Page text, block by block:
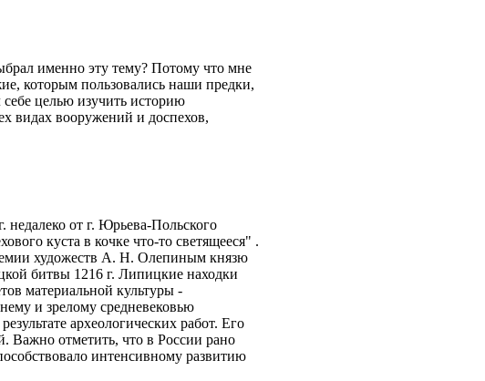
именно эту тему? Потому что мне
которым пользовались наши предки,
целью изучить историю
видах вооружений и доспехов,
недалеко от г. Юрьева-Польского
куста в кочке что-то светящееся" .
художеств А. Н. Олепиным князю
битвы 1216 г. Липицкие находки
материальной культуры -
и зрелому средневековью
археологических работ. Его
Важно отметить, что в России рано
интенсивному развитию